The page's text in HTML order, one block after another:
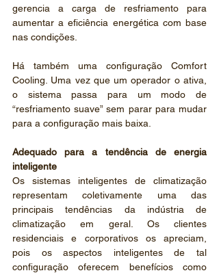
gerencia a carga de resfriamento para
aumentar a eficiência energética com base
nas condições.
Há também uma configuração Comfort
Cooling. Uma vez que um operador o ativa,
o sistema passa para um modo de
“resfriamento suave” sem parar para mudar
para a configuração mais baixa.
Adequado para a tendência de energia
inteligente
Os sistemas inteligentes de climatização
representam coletivamente uma das
principais tendências da indústria de
climatização em geral. Os clientes
residenciais e corporativos os apreciam,
pois os aspectos inteligentes de tal
configuração oferecem benefícios como